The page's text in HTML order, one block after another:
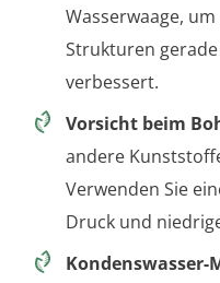
Wasserwaage,
Strukturen
verbessert.
Vorsicht beim
andere
Verwenden Sie
Druck und
Kondenswasser-